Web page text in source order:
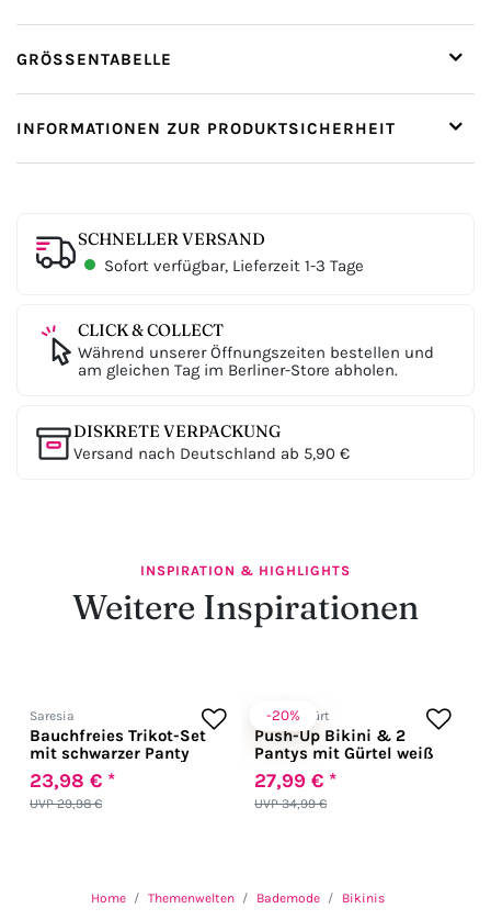
GRÖSSENTABELLE
INFORMATIONEN ZUR PRODUKTSICHERHEIT
SCHNELLER VERSAND
Sofort verfügbar, Lieferzeit 1-3 Tage
CLICK & COLLECT
Während unserer Öffnungszeiten bestellen und
am gleichen Tag im Berliner-Store abholen.
DISKRETE VERPACKUNG
Versand nach Deutschland ab 5,90 €
INSPIRATION & HIGHLIGHTS
Weitere Inspirationen
Saresia
Bauchfreies Trikot-Set
mit schwarzer Panty
UVP 29,98 €
23,98 € *
-20%
Zugeschnürt
Push-Up Bikini & 2
Pantys mit Gürtel weiß
UVP 34,99 €
27,99 € *
Home Themenwelten Bademode Bikinis